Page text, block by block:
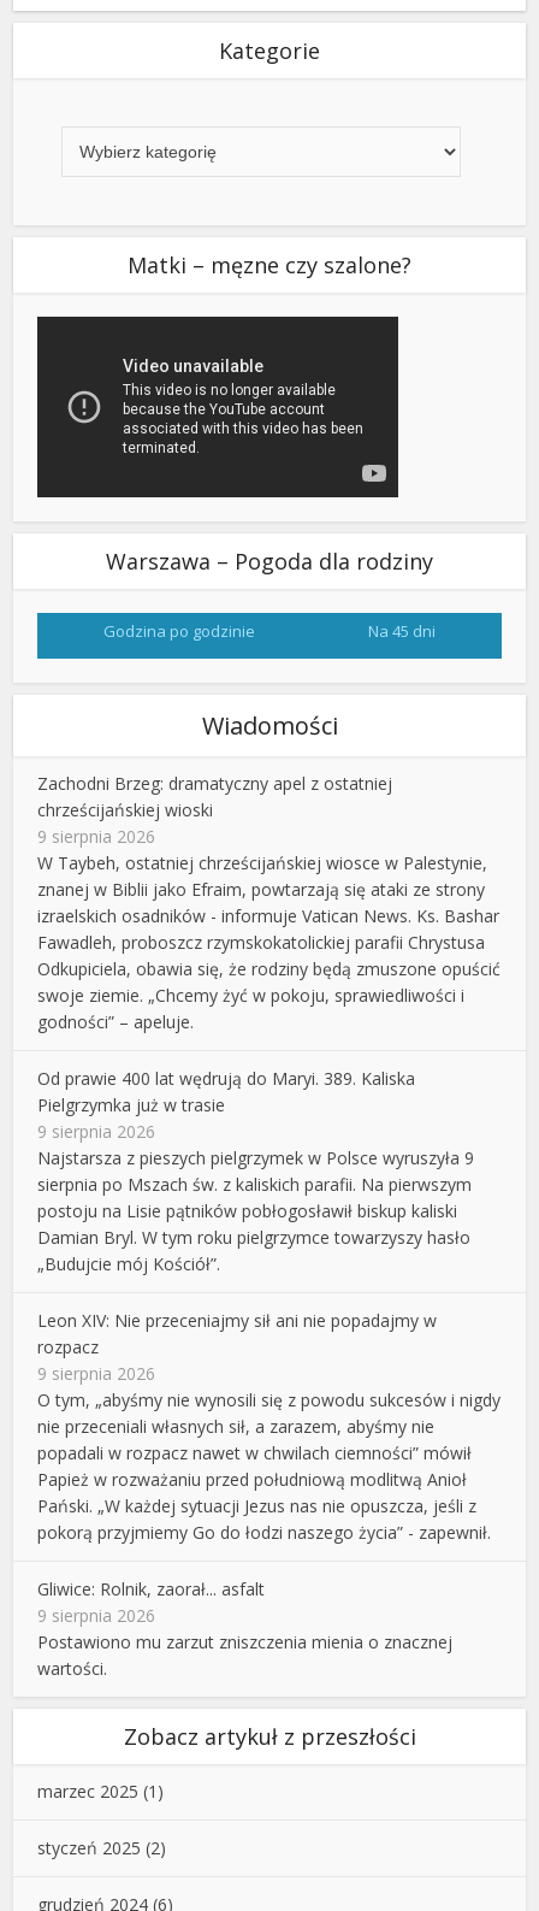
Kategorie
Matki – męzne czy szalone?
Warszawa – Pogoda dla rodziny
Godzina po godzinie Na 45 dni
Wiadomości
Zachodni Brzeg: dramatyczny apel z ostatniej
chrześcijańskiej wioski
9 sierpnia 2026
W Taybeh, ostatniej chrześcijańskiej wiosce w Palestynie,
znanej w Biblii jako Efraim, powtarzają się ataki ze strony
izraelskich osadników - informuje Vatican News. Ks. Bashar
Fawadleh, proboszcz rzymskokatolickiej parafii Chrystusa
Odkupiciela, obawia się, że rodziny będą zmuszone opuścić
swoje ziemie. „Chcemy żyć w pokoju, sprawiedliwości i
godności” – apeluje.
Od prawie 400 lat wędrują do Maryi. 389. Kaliska
Pielgrzymka już w trasie
9 sierpnia 2026
Najstarsza z pieszych pielgrzymek w Polsce wyruszyła 9
sierpnia po Mszach św. z kaliskich parafii. Na pierwszym
postoju na Lisie pątników pobłogosławił biskup kaliski
Damian Bryl. W tym roku pielgrzymce towarzyszy hasło
„Budujcie mój Kościół”.
Leon XIV: Nie przeceniajmy sił ani nie popadajmy w
rozpacz
9 sierpnia 2026
O tym, „abyśmy nie wynosili się z powodu sukcesów i nigdy
nie przeceniali własnych sił, a zarazem, abyśmy nie
popadali w rozpacz nawet w chwilach ciemności” mówił
Papież w rozważaniu przed południową modlitwą Anioł
Pański. „W każdej sytuacji Jezus nas nie opuszcza, jeśli z
pokorą przyjmiemy Go do łodzi naszego życia” - zapewnił.
Gliwice: Rolnik, zaorał... asfalt
9 sierpnia 2026
Postawiono mu zarzut zniszczenia mienia o znacznej
wartości.
Zobacz artykuł z przeszłości
marzec 2025 (1)
styczeń 2025 (2)
grudzień 2024 (6)